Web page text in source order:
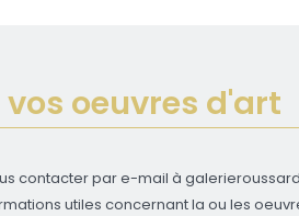
oeuvres d'art
contacter par e-mail à
utiles concernant la ou les